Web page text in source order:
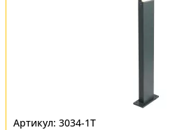
3034-1T